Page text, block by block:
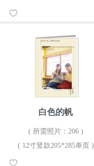
白色的帆
( 所需照片：206 )
( 12寸竖款205*285单页 )